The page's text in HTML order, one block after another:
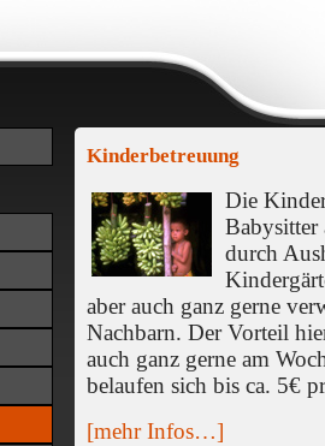
Kinderbetreuung
Die
Babysitter
durch
aber auch ganz gerne
Nachbarn. Der Vorteil
auch ganz gerne am
belaufen sich bis ca. 5€
[mehr Infos…]